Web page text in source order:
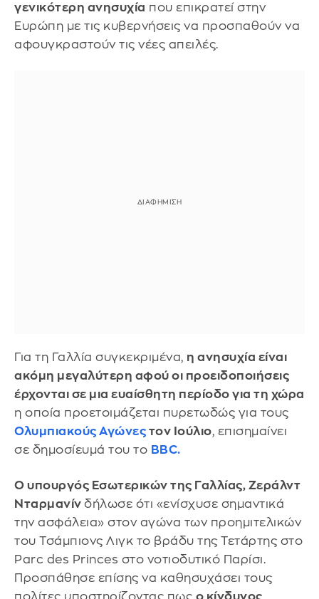
γενικότερη ανησυχία που επικρατεί στην
Ευρώπη με τις κυβερνήσεις να προσπαθούν να
αφουγκραστούν τις νέες απειλές.
Για τη Γαλλία συγκεκριμένα, η ανησυχία είναι
ακόμη μεγαλύτερη αφού οι προειδοποιήσεις
έρχονται σε μια ευαίσθητη περίοδο για τη χώρα
η οποία προετοιμάζεται πυρετωδώς για τους
Ολυμπιακούς Αγώνες τον Ιούλιο, επισημαίνει
σε δημοσίευμά του το BBC.
Ο υπουργός Εσωτερικών της Γαλλίας, Ζεράλντ
Νταρμανίν δήλωσε ότι «ενίσχυσε σημαντικά
την ασφάλεια» στον αγώνα των προημιτελικών
του Τσάμπιονς Λιγκ το βράδυ της Τετάρτης στο
Parc des Princes στο νοτιοδυτικό Παρίσι.
Προσπάθησε επίσης να καθησυχάσει τους
πολίτες υποστηρίζοντας πως ο κίνδυνος